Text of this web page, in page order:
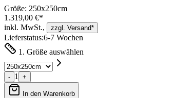
Größe: 250x250cm
1.319,00 €*
inkl. MwSt.,
zzgl. Versand*
Lieferstatus:6-7 Wochen
1. Größe auswählen
- 1 +
In den Warenkorb